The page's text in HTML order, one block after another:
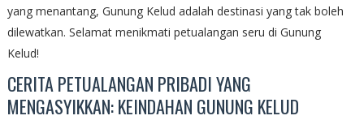
yang menantang, Gunung Kelud adalah destinasi yang tak boleh
dilewatkan. Selamat menikmati petualangan seru di Gunung
Kelud!
CERITA PETUALANGAN PRIBADI YANG
MENGASYIKKAN: KEINDAHAN GUNUNG KELUD